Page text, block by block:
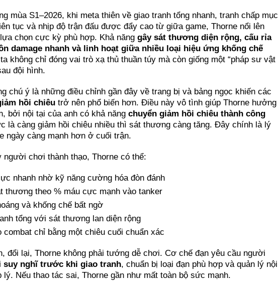
mùa S1–2026, khi meta thiên về giao tranh tổng nhanh, tranh chấp mục
tục và nhịp độ trận đấu được đẩy cao từ giữa game, Thorne nổi lên
chọn cực kỳ phù hợp. Khả năng gây sát thương diện rộng, cấu rỉa
damage nhanh và linh hoạt giữa nhiều loại hiệu ứng khống chế
không chỉ đóng vai trò xạ thủ thuần túy mà còn giống một “pháp sư vật
đội hình.
chú ý là những điều chỉnh gần đây về trang bị và bảng ngọc khiến các
hồi chiêutrở nên phổ biến hơn. Điều này vô tình giúp Thorne hưởng
bởi nội tại của anh có khả năng chuyển giảm hồi chiêu thành công
là càng giảm hồi chiêu nhiều thì sát thương càng tăng. Đây chính là lý
ngày càng mạnh hơn ở cuối trận.
người chơi thành thạo, Thorne có thể:
nhanh nhờ kỹ năng cường hóa đòn đánh
thương theo % máu cực mạnh vào tanker
và khống chế bất ngờ
tổng với sát thương lan diện rộng
combat chỉ bằng một chiêu cuối chuẩn xác
đổi lại, Thorne không phải tướng dễ chơi. Cơ chế đạn yêu cầu người
suy nghĩ trước khi giao tranh, chuẩn bị loại đạn phù hợp và quản lý nội
lý. Nếu thao tác sai, Thorne gần như mất toàn bộ sức mạnh.